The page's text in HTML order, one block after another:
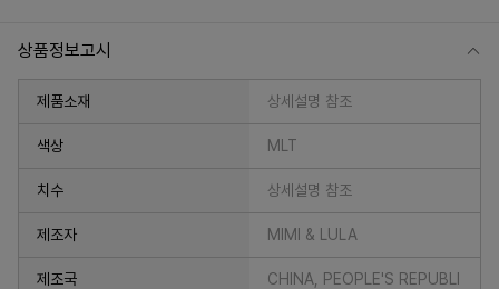
상품정보고시
제품소재 상세설명 참조
색상 MLT
치수 상세설명 참조
제조자 MIMI & LULA
제조국
CHINA, PEOPLE'S REPUBLI